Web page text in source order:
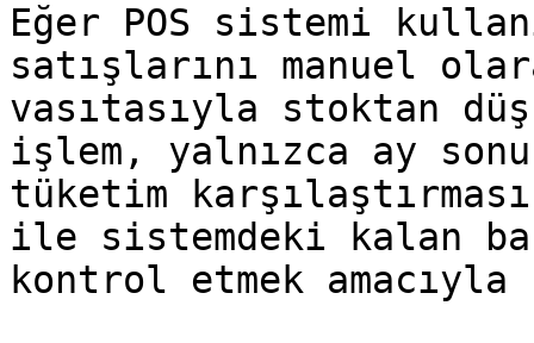
Eğer POS sistemi
satışlarını manuel
vasıtasıyla stoktan
işlem, yalnızca ay
tüketim
ile sistemdeki kalan
kontrol etmek